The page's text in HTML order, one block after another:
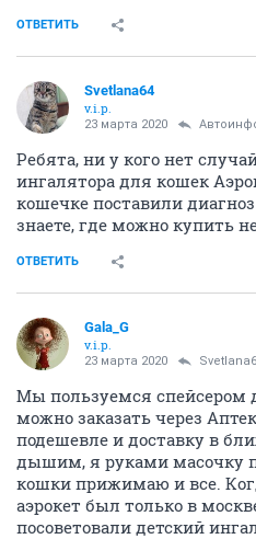
ОТВЕТИТЬ
Svetlana64
v.i.p.
23 марта 2020
Ребята, ни у кого нет
ингалятора для кошек
кошечке поставили
знаете, где можно купить
ОТВЕТИТЬ
Gala_G
v.i.p.
23 марта 2020
Мы пользуемся спейсером
можно заказать через
подешевле и доставку в
дышим, я руками масочку
кошки прижимаю и все.
аэрокет был только в
посоветовали детский